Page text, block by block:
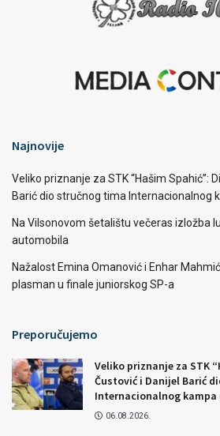
Najnovije
Veliko priznanje za STK “Hašim Spahić”:
Barić dio stručnog tima Internacionalnog
Na Vilsonovom šetalištu večeras izložba
automobila
Nažalost Emina Omanović i Enhar
plasman u finale juniorskog SP-a
Preporučujemo
Veliko priznanje za STK
Čustović i Danijel Barić
Internacionalnog kampa
06.08.2026.